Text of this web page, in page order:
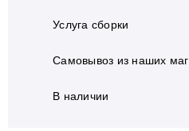
Услуга сборки
Самовывоз из наших
В наличии